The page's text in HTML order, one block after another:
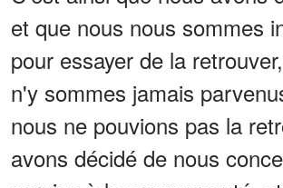
et que nous nous sommes
pour essayer de la
n'y sommes jamais
nous ne pouvions pas la
avons décidé de nous